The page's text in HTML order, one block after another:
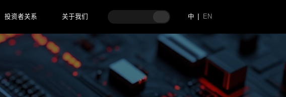
投资者关系 关于我们 中 EN